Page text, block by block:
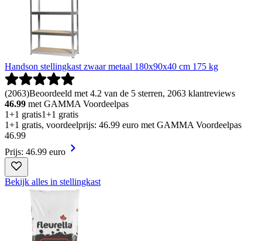
Handson stellingkast zwaar metaal 180x90x40 cm 175 kg
(2063)Beoordeeld met 4.2 van de 5 sterren, 2063 klantreviews
46.99 met GAMMA Voordeelpas
1+1 gratis1+1 gratis
1+1 gratis, voordeelprijs: 46.99 euro met GAMMA Voordeelpas
46.99
Prijs: 46.99 euro
Bekijk alles in stellingkast